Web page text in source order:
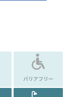
バリアフリー